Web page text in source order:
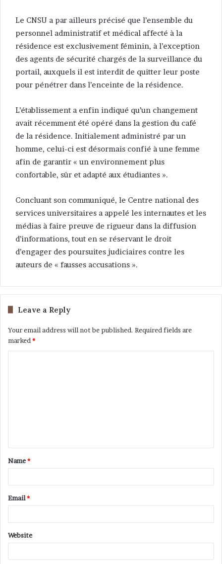
Le CNSU a par ailleurs précisé que l’ensemble du
personnel administratif et médical affecté à la
résidence est exclusivement féminin, à l’exception
des agents de sécurité chargés de la surveillance du
portail, auxquels il est interdit de quitter leur poste
pour pénétrer dans l’enceinte de la résidence.
L’établissement a enfin indiqué qu’un changement
avait récemment été opéré dans la gestion du café
de la résidence. Initialement administré par un
homme, celui-ci est désormais confié à une femme
afin de garantir « un environnement plus
confortable, sûr et adapté aux étudiantes ».
Concluant son communiqué, le Centre national des
services universitaires a appelé les internautes et les
médias à faire preuve de rigueur dans la diffusion
d’informations, tout en se réservant le droit
d’engager des poursuites judiciaires contre les
auteurs de « fausses accusations ».
Leave a Reply
Your email address will not be published. Required fields are
marked *
Name*
Email*
Website